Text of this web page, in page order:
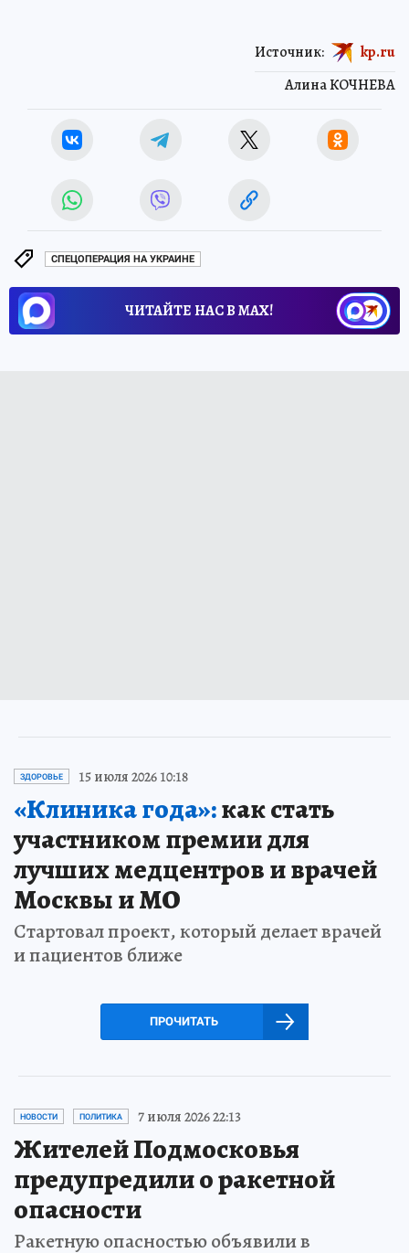
Алина КОЧНЕВА
Источник: kp.ru
СПЕЦОПЕРАЦИЯ НА УКРАИНЕ
ЧИТАЙТЕ НАС В МАХ!
ЗДОРОВЬЕ 15 июля 2026 10:18
«Клиника года»:как стать
участником премии для
лучших медцентров и врачей
Москвы и МО
Стартовал проект, который делает врачей
и пациентов ближе
ПРОЧИТАТЬ
НОВОСТИ ПОЛИТИКА 7 июля 2026 22:13
Жителей Подмосковья
предупредили о ракетной
опасности
Ракетную опасностью объявили в